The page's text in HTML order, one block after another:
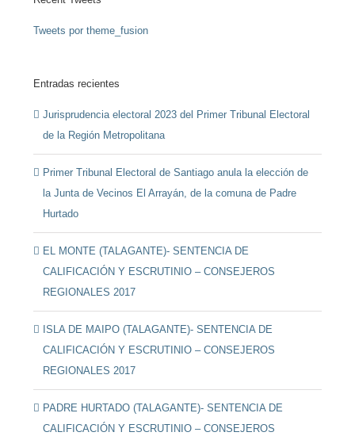
Tweets por theme_fusion
Entradas recientes
Jurisprudencia electoral 2023 del Primer Tribunal Electoral
de la Región Metropolitana
Primer Tribunal Electoral de Santiago anula la elección de
la Junta de Vecinos El Arrayán, de la comuna de Padre
Hurtado
EL MONTE (TALAGANTE)- SENTENCIA DE
CALIFICACIÓN Y ESCRUTINIO – CONSEJEROS
REGIONALES 2017
ISLA DE MAIPO (TALAGANTE)- SENTENCIA DE
CALIFICACIÓN Y ESCRUTINIO – CONSEJEROS
REGIONALES 2017
PADRE HURTADO (TALAGANTE)- SENTENCIA DE
CALIFICACIÓN Y ESCRUTINIO – CONSEJEROS